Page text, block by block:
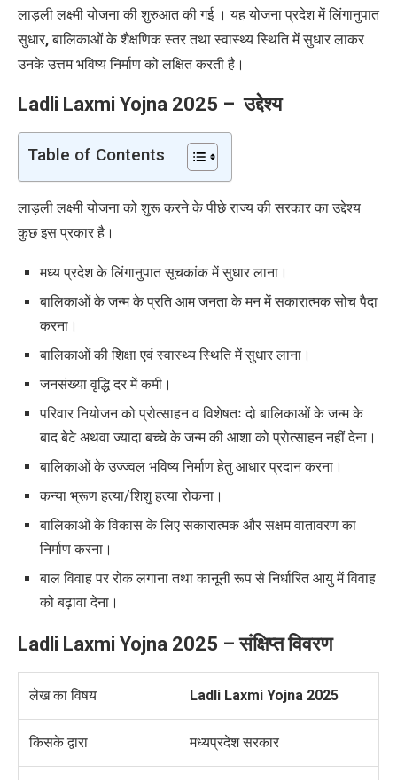
लाड़ली लक्ष्मी योजना की शुरुआत की गई । यह योजना प्रदेश में लिंगानुपात
सुधार,बालिकाओं के शैक्षणिक स्तर तथा स्वास्थ्य स्थिति में सुधार लाकर
उनके उत्तम भविष्य निर्माण को लक्षित करती है।
Ladli Laxmi Yojna 2025 –उद्देश्य
Table of Contents
लाड़ली लक्ष्मी योजना को शुरू करने के पीछे राज्य की सरकार का उद्देश्य
कुछ इस प्रकार है।
मध्य प्रदेश के लिंगानुपात सूचकांक में सुधार लाना।
बालिकाओं के जन्म के प्रति आम जनता के मन में सकारात्मक सोच पैदा
करना।
बालिकाओं की शिक्षा एवं स्वास्थ्य स्थिति में सुधार लाना।
जनसंख्या वृद्धि दर में कमी।
परिवार नियोजन को प्रोत्साहन व विशेषतः दो बालिकाओं के जन्म के
बाद बेटे अथवा ज्यादा बच्चे के जन्म की आशा को प्रोत्साहन नहीं देना।
बालिकाओं के उज्ज्वल भविष्य निर्माण हेतु आधार प्रदान करना।
कन्या भ्रूण हत्या/शिशु हत्या रोकना।
बालिकाओं के विकास के लिए सकारात्मक और सक्षम वातावरण का
निर्माण करना।
बाल विवाह पर रोक लगाना तथा कानूनी रूप से निर्धारित आयु में विवाह
को बढ़ावा देना।
Ladli Laxmi Yojna 2025 –संक्षिप्त विवरण
लेख का विषय Ladli Laxmi Yojna 2025
किसके द्वारा मध्यप्रदेश सरकार